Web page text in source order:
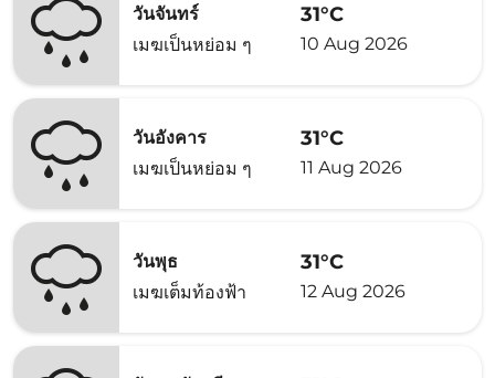
วันจันทร์
เมฆเป็นหย่อม ๆ
31°C
10 Aug 2026
วันอังคาร
เมฆเป็นหย่อม ๆ
31°C
11 Aug 2026
วันพุธ
เมฆเต็มท้องฟ้า
31°C
12 Aug 2026